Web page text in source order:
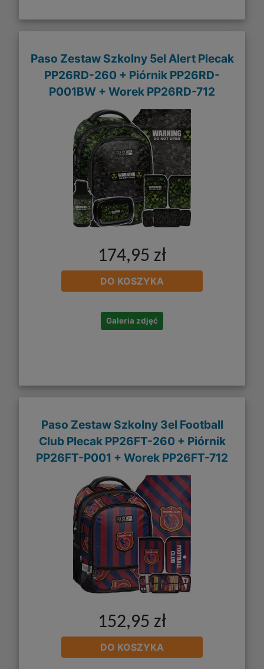
Paso Zestaw Szkolny 5el Alert Plecak
PP26RD-260 + Piórnik PP26RD-
P001BW + Worek PP26RD-712
174,95 zł
DO KOSZYKA
Galeria zdjęć
Paso Zestaw Szkolny 3el Football
Club Plecak PP26FT-260 + Piórnik
PP26FT-P001 + Worek PP26FT-712
152,95 zł
DO KOSZYKA